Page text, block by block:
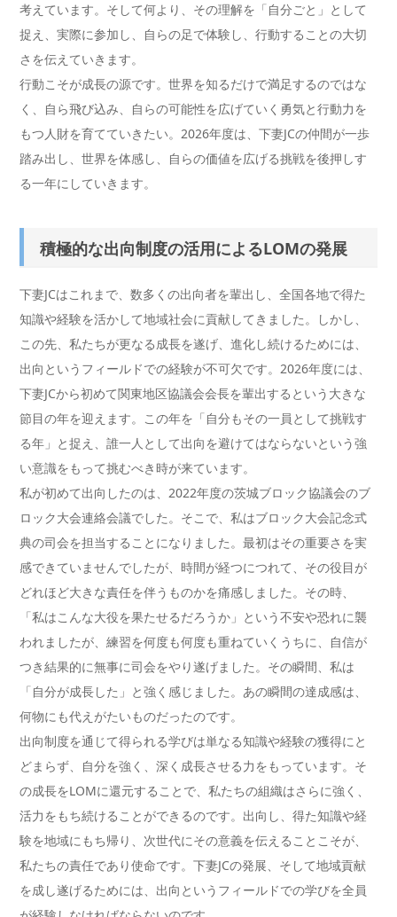
考えています。そして何より、その理解を「自分ごと」として
捉え、実際に参加し、自らの足で体験し、行動することの大切
さを伝えていきます。
行動こそが成長の源です。世界を知るだけで満足するのではな
く、自ら飛び込み、自らの可能性を広げていく勇気と行動力を
もつ人財を育てていきたい。2026年度は、下妻JCの仲間が一歩
踏み出し、世界を体感し、自らの価値を広げる挑戦を後押しす
る一年にしていきます。
積極的な出向制度の活用によるLOMの発展
下妻JCはこれまで、数多くの出向者を輩出し、全国各地で得た
知識や経験を活かして地域社会に貢献してきました。しかし、
この先、私たちが更なる成長を遂げ、進化し続けるためには、
出向というフィールドでの経験が不可欠です。2026年度には、
下妻JCから初めて関東地区協議会会長を輩出するという大きな
節目の年を迎えます。この年を「自分もその一員として挑戦す
る年」と捉え、誰一人として出向を避けてはならないという強
い意識をもって挑むべき時が来ています。
私が初めて出向したのは、2022年度の茨城ブロック協議会のブ
ロック大会連絡会議でした。そこで、私はブロック大会記念式
典の司会を担当することになりました。最初はその重要さを実
感できていませんでしたが、時間が経つにつれて、その役目が
どれほど大きな責任を伴うものかを痛感しました。その時、
「私はこんな大役を果たせるだろうか」という不安や恐れに襲
われましたが、練習を何度も何度も重ねていくうちに、自信が
つき結果的に無事に司会をやり遂げました。その瞬間、私は
「自分が成長した」と強く感じました。あの瞬間の達成感は、
何物にも代えがたいものだったのです。
出向制度を通じて得られる学びは単なる知識や経験の獲得にと
どまらず、自分を強く、深く成長させる力をもっています。そ
の成長をLOMに還元することで、私たちの組織はさらに強く、
活力をもち続けることができるのです。出向し、得た知識や経
験を地域にもち帰り、次世代にその意義を伝えることこそが、
私たちの責任であり使命です。下妻JCの発展、そして地域貢献
を成し遂げるためには、出向というフィールドでの学びを全員